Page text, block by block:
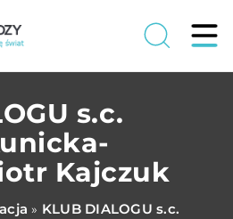
s.c.
Kajczuk
» KLUB DIALOGU s.c.